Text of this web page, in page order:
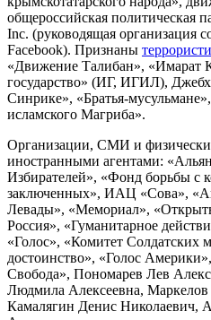
общероссийская политическая
Inc. (руководящая организация
Facebook). Признаны
«Движение Талибан», «Имарат
государство» (ИГ, ИГИЛ),
Синрике», «Братья-
исламского Магриба».
Организации, СМИ и
иностранными агентами:
Избирателей», «Фонд борьбы с
заключенных», ИАЦ «Сова»,
Левады», «Мемориал»,
Россия», «Гуманитарное
«Голос», «Комитет Солдатских
достоинство», «Голос
Свобода», Пономарев Лев
Людмила Алексеевна, Маркелов
Камалягин Денис Николаевич,